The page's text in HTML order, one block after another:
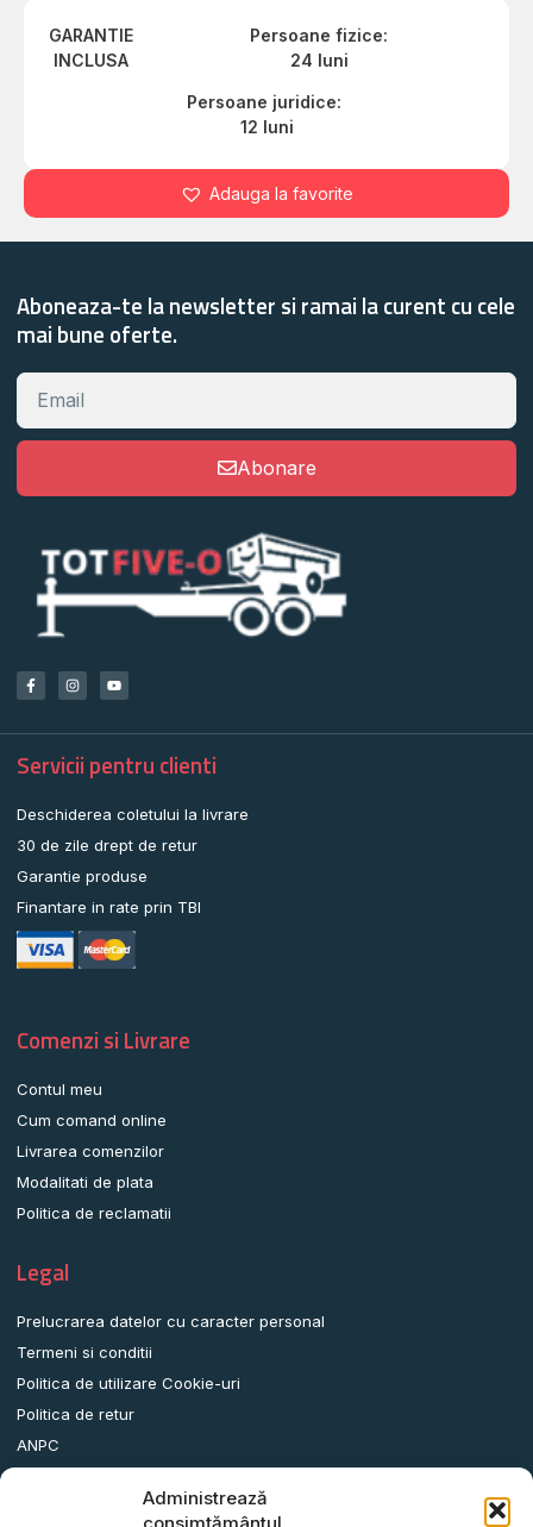
Administrează
GARANTIE
INCLUSA
Persoane fizice:
24 luni
Persoane juridice:
12 luni
Adauga la favorite
Aboneaza-te la newsletter si ramai la curent cu cele
mai bune oferte.
Abonare
Servicii pentru clienti
Deschiderea coletului la livrare
30 de zile drept de retur
Garantie produse
Finantare in rate prin TBI
Comenzi si Livrare
Contul meu
Cum comand online
Livrarea comenzilor
Modalitati de plata
Politica de reclamatii
Legal
Prelucrarea datelor cu caracter personal
Termeni si conditii
Politica de utilizare Cookie-uri
Politica de retur
ANPC